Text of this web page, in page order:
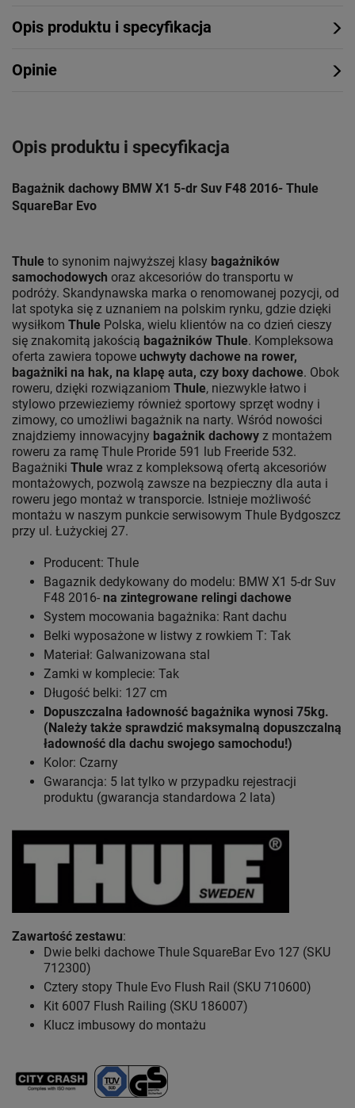
Opis produktu i specyfikacja
Opinie
Opis produktu i specyfikacja
Bagażnik dachowy BMW X1 5-dr Suv F48 2016- Thule
SquareBar Evo
Thule to synonim najwyższej klasy bagażników
samochodowych oraz akcesoriów do transportu w
podróży. Skandynawska marka o renomowanej pozycji, od
lat spotyka się z uznaniem na polskim rynku, gdzie dzięki
wysiłkom Thule Polska, wielu klientów na co dzień cieszy
się znakomitą jakością bagażników Thule. Kompleksowa
oferta zawiera topowe uchwyty dachowe na rower,
bagażniki na hak, na klapę auta, czy boxy dachowe. Obok
roweru, dzięki rozwiązaniom Thule, niezwykle łatwo i
stylowo przewieziemy również sportowy sprzęt wodny i
zimowy, co umożliwi bagażnik na narty. Wśród nowości
znajdziemy innowacyjny bagażnik dachowy z montażem
roweru za ramę Thule Proride 591 lub Freeride 532.
Bagażniki Thule wraz z kompleksową ofertą akcesoriów
montażowych, pozwolą zawsze na bezpieczny dla auta i
roweru jego montaż w transporcie. Istnieje możliwość
montażu w naszym punkcie serwisowym Thule Bydgoszcz
przy ul. Łużyckiej 27.
Producent: Thule
Bagaznik dedykowany do modelu: BMW X1 5-dr Suv
F48 2016- na zintegrowane relingi dachowe
System mocowania bagażnika: Rant dachu
Belki wyposażone w listwy z rowkiem T: Tak
Materiał: Galwanizowana stal
Zamki w komplecie: Tak
Długość belki: 127 cm
Dopuszczalna ładowność bagażnika wynosi 75kg.
(Należy także sprawdzić maksymalną dopuszczalną
ładowność dla dachu swojego samochodu!)
Kolor: Czarny
Gwarancja: 5 lat tylko w przypadku rejestracji
produktu (gwarancja standardowa 2 lata)
Zawartość zestawu:
Dwie belki dachowe Thule SquareBar Evo 127 (SKU
712300)
Cztery stopy Thule Evo Flush Rail (SKU 710600)
Kit 6007 Flush Railing (SKU 186007)
Klucz imbusowy do montażu